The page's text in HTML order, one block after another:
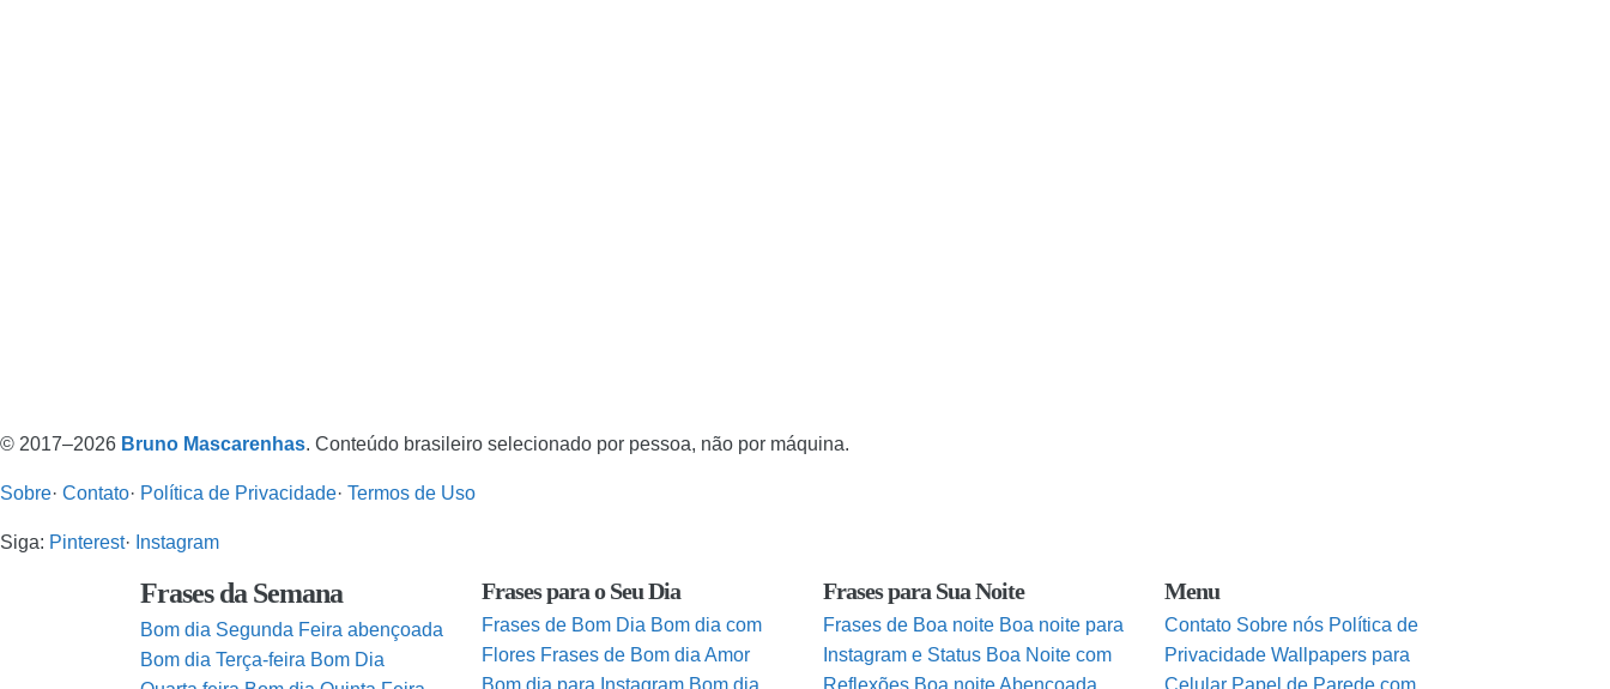
© 2017–2026 Bruno Mascarenhas. Conteúdo brasileiro selecionado por pessoa, não por máquina.
Sobre· Contato· Política de Privacidade· Termos de Uso
Siga: Pinterest· Instagram
Frases da Semana
Bom dia Segunda Feira abençoada
Bom dia Terça-feira Bom Dia
Frases para o Seu Dia
Frases de Bom Dia Bom dia com
Flores Frases de Bom dia Amor
Frases para Sua Noite
Frases de Boa noite Boa noite para
Instagram e Status Boa Noite com
Menu
Contato Sobre nós Política de
Privacidade Wallpapers para